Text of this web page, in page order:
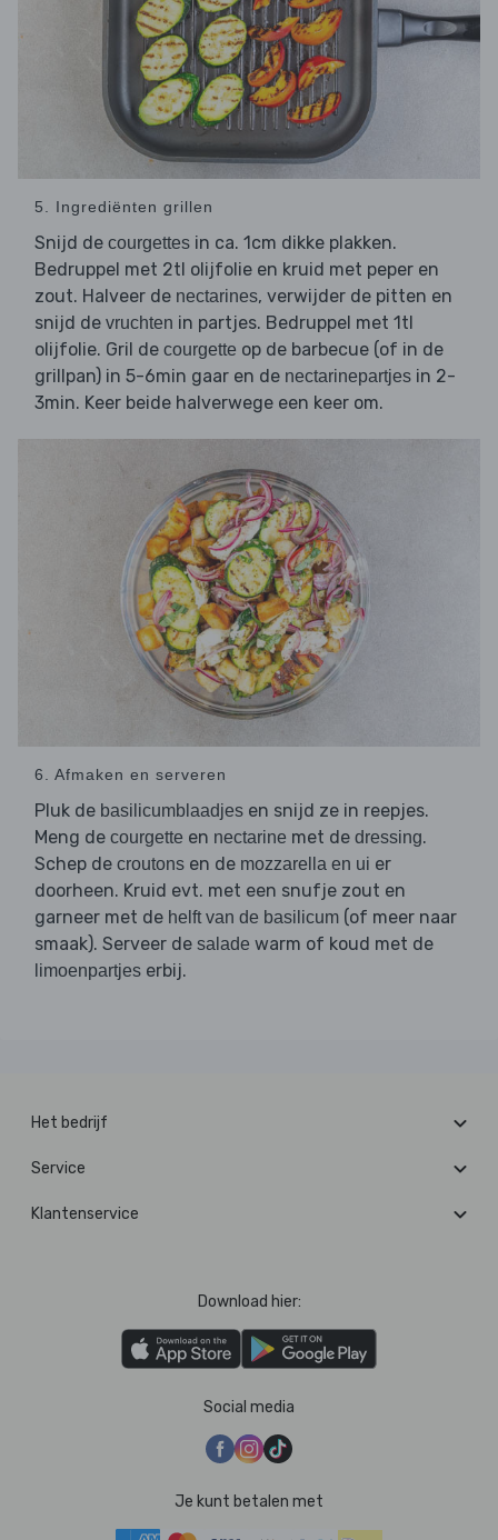
5. Ingrediënten grillen
Snijd de courgettes in ca. 1cm dikke plakken.
Bedruppel met 2tl olijfolie en kruid met peper en
zout. Halveer de nectarines, verwijder de pitten en
snijd de vruchten in partjes. Bedruppel met 1tl
olijfolie. Gril de courgette op de barbecue (of in de
grillpan) in 5-6min gaar en de nectarinepartjes in 2-
3min. Keer beide halverwege een keer om.
6. Afmaken en serveren
Pluk de basilicumblaadjes en snijd ze in reepjes.
Meng de courgette en nectarine met de dressing.
Schep de croutons en de mozzarella en ui er
doorheen. Kruid evt. met een snufje zout en
garneer met de helft van de basilicum (of meer naar
smaak). Serveer de salade warm of koud met de
limoenpartjes erbij.
Het bedrijf
Service
Klantenservice
Download hier:
Social media
Je kunt betalen met